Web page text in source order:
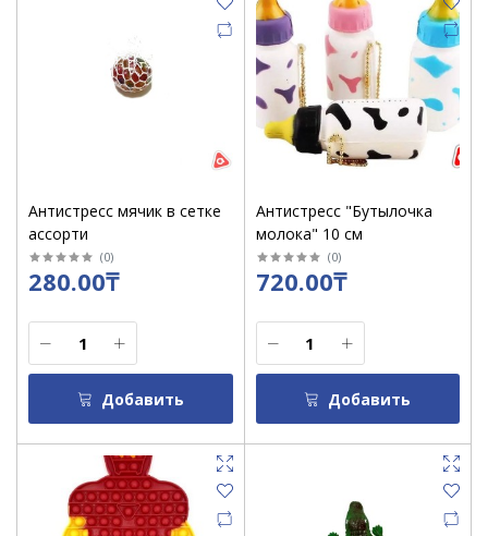
Антистресс мячик в сетке
ассорти
(0)
280.00₸
Добавить
Антистресс "Бутылочка
молока" 10 см
(0)
720.00₸
Добавить